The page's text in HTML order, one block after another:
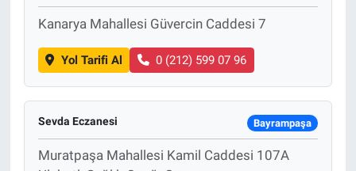
Kanarya Mahallesi Güvercin Caddesi 7
Yol Tarifi Al 0 (212) 599 07 96
Sevda Eczanesi Bayrampaşa
Muratpaşa Mahallesi Kamil Caddesi 107A